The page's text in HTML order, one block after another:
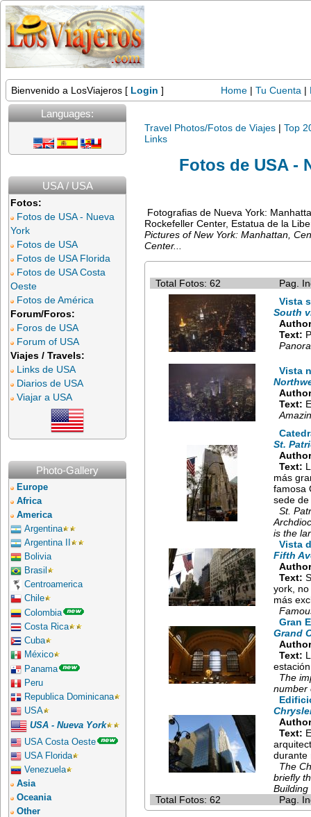
Bienvenido a LosViajeros [ Login ] Home| Tu Cuenta |
Languages:
USA / USA
Fotos:
Fotos de USA - Nueva
York
Fotos de USA
Fotos de USA Florida
Fotos de USA Costa
Oeste
Fotos de América
Forum/Foros:
Foros de USA
Forum of USA
Viajes / Travels:
Links de USA
Diarios de USA
Viajar a USA
Photo-Gallery
Europe
Africa
America
Argentina
Argentina II
Bolivia
Brasil
Centroamerica
Chile
Colombia
Costa Rica
Cuba
México
Panama
Peru
Republica Dominicana
USA
USA - Nueva York
USA Costa Oeste
USA Florida
Venezuela
Asia
Oceania
Other
Travel Photos/Fotos de Viajes | Top
Links
Fotos de USA -
Fotografias de Nueva York:
Rockefeller Center, Estatua de la
Pictures of New York: Manhattan,
Center...
Total Fotos: 62
Pag.
Vista
South
Text:
Vista
Text:
St.
Text:
más
famosa
sede
St.
is the
Vista
Fifth
Text:
york,
más
Gran
Grand
Text:
The
number
Text:
durante
The
briefly
Building
Total Fotos: 62
Pag.